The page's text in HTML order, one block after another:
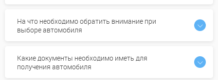
На что необходимо обратить внимание при
выборе автомобиля
Какие документы необходимо иметь для
получения автомобиля